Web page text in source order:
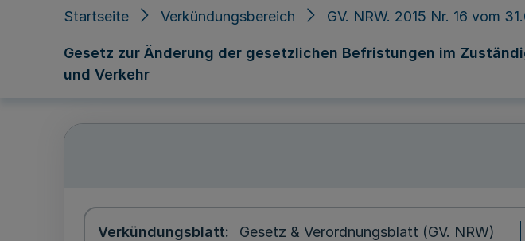
Startseite Verkündungsbereich GV. NRW. 2015 Nr. 16 vom
Gesetz zur Änderung der gesetzlichen Befristungen im
und Verkehr
Verkündungsblatt
Gesetz & Verordnungsblatt (GV. NRW)